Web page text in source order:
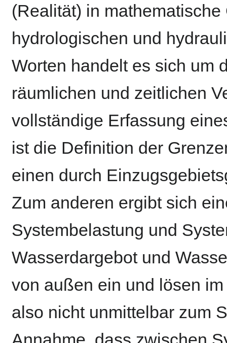
(Realität) in
hydrologischen und
Worten handelt es sich um
räumlichen und zeitlichen
vollständige Erfassung
ist die Definition der
einen durch
Zum anderen ergibt sich
Systembelastung und
Wasserdargebot und
von außen ein und lösen
also nicht unmittelbar zum